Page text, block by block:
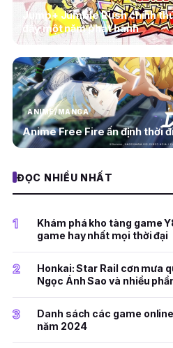
Jump+ Jumble Rush chính
đầy một năm phát hành
ANIME/MANGA
Anime Free Fire ấn định thời
ĐỌC NHIỀU NHẤT
1
Khám phá kho tàng game
game hay nhất mọi thời đại
2
Honkai: Star Rail cơn mưa
Ngọc Ánh Sao và nhiều
3
Danh sách các game
năm 2024